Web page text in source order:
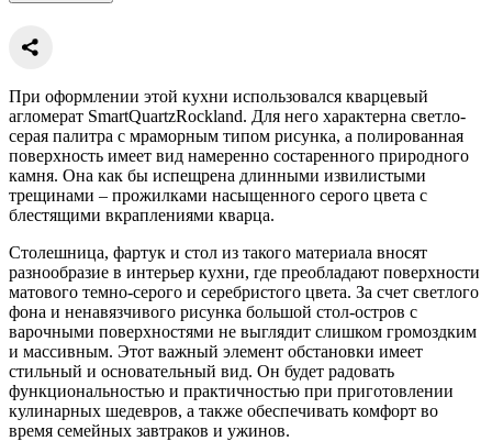
При оформлении этой кухни использовался кварцевый
агломерат SmartQuartzRockland. Для него характерна светло-
серая палитра с мраморным типом рисунка, а полированная
поверхность имеет вид намеренно состаренного природного
камня. Она как бы испещрена длинными извилистыми
трещинами – прожилками насыщенного серого цвета с
блестящими вкраплениями кварца.
Столешница, фартук и стол из такого материала вносят
разнообразие в интерьер кухни, где преобладают поверхности
матового темно-серого и серебристого цвета. За счет светлого
фона и ненавязчивого рисунка большой стол-остров с
варочными поверхностями не выглядит слишком громоздким
и массивным. Этот важный элемент обстановки имеет
стильный и основательный вид. Он будет радовать
функциональностью и практичностью при приготовлении
кулинарных шедевров, а также обеспечивать комфорт во
время семейных завтраков и ужинов.